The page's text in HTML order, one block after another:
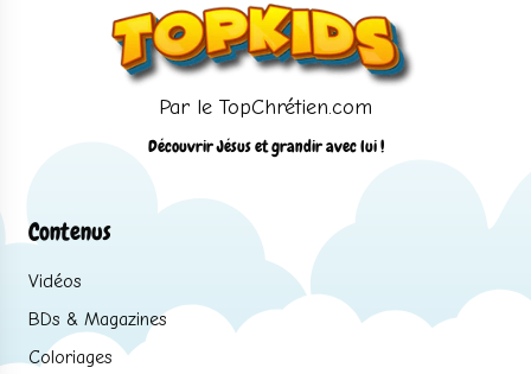
Par le TopChrétien.com
Découvrir Jésus et grandir avec lui !
Contenus
Vidéos
BDs & Magazines
Coloriages